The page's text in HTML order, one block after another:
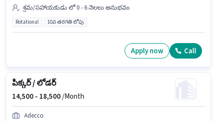
శ్రమ/సహాయకుడు లో 0 - 6 నెలలు అనుభవం
Rotational 10వ తరగతి లోపు
Apply now Call
పిక్కర్ / లోడర్
14,500 - 18,500/Month
Adecco